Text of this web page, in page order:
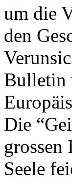
um die
den
Bulletin
Die
grossen
Seele